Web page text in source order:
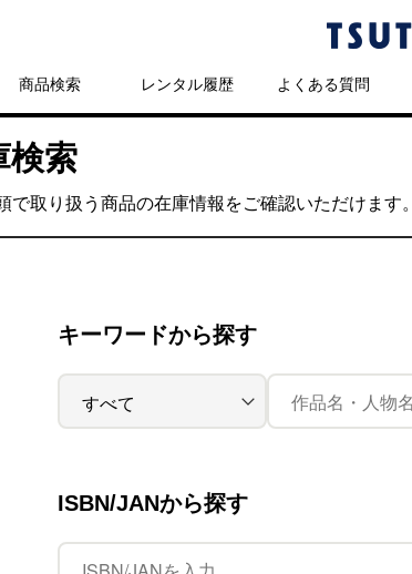
商品検索 レンタル履歴 よくある質問
検索
で取り扱う商品の在庫情報をご確認いただけます。
キーワードから探す
ISBN/JANから探す